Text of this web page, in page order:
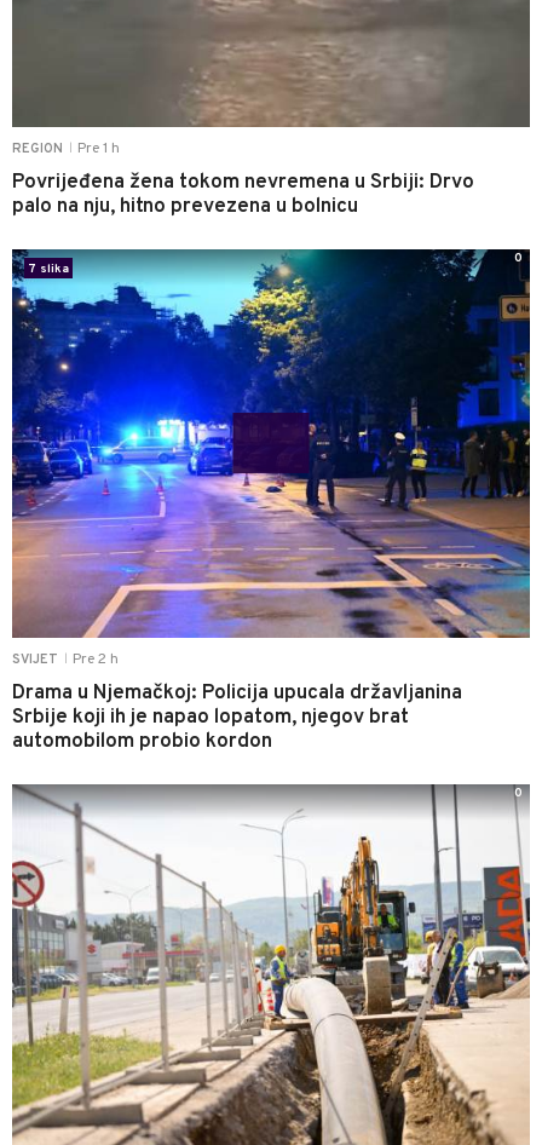
REGION Pre 1 h
Povrijeđena žena tokom nevremena u Srbiji: Drvo
palo na nju, hitno prevezena u bolnicu
SVIJET Pre 2 h
Drama u Njemačkoj: Policija upucala državljanina
Srbije koji ih je napao lopatom, njegov brat
automobilom probio kordon
7 slika
0
0